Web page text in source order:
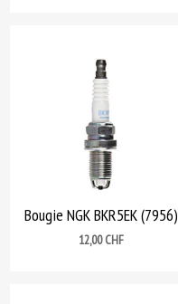
Bougie NGK BKR5EK (7956)
Prix
12,00 CHF